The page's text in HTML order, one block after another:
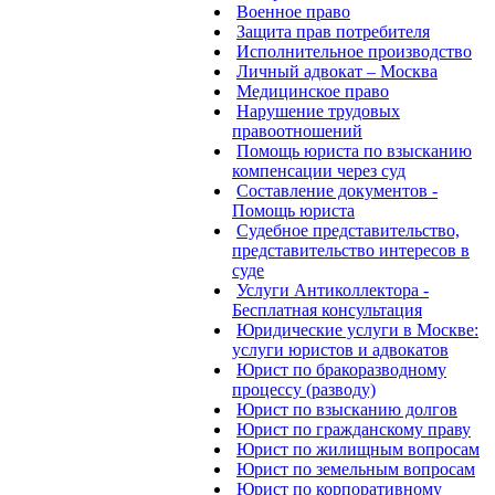
Военное право
Защита прав потребителя
Исполнительное производство
Личный адвокат – Москва
Медицинское право
Нарушение трудовых
правоотношений
Помощь юриста по взысканию
компенсации через суд
Составление документов -
Помощь юриста
Судебное представительство,
представительство интересов в
суде
Услуги Антиколлектора -
Бесплатная консультация
Юридические услуги в Москве:
услуги юристов и адвокатов
Юрист по бракоразводному
процессу (разводу)
Юрист по взысканию долгов
Юрист по гражданскому праву
Юрист по жилищным вопросам
Юрист по земельным вопросам
Юрист по корпоративному